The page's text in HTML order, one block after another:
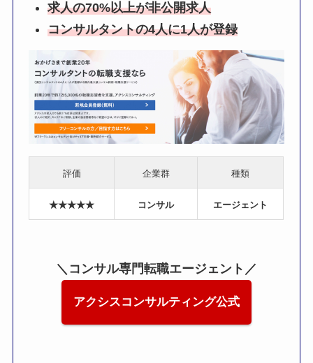
求人の70%以上が非公開求人
コンサルタントの4人に1人が登録
評価 企業群 種類
★★★★★ コンサル エージェント
＼コンサル専門転職エージェント／
アクシスコンサルティング公式